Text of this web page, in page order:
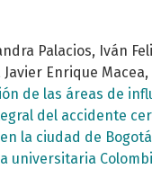
Palacios, Iván
Javier Enrique Macea,
de las áreas de
del accidente
la ciudad de Bogotá
universitaria